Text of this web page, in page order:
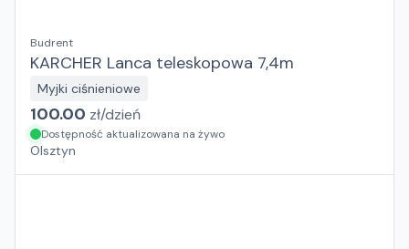
Budrent
KARCHER Lanca teleskopowa 7,4m
Myjki ciśnieniowe
100.00 zł/dzień
Dostępność aktualizowana na żywo
Olsztyn